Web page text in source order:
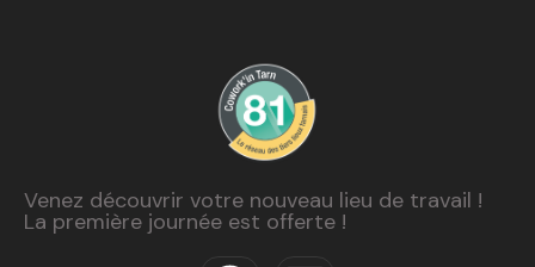
Venez découvrir votre nouveau lieu de travail !
La première journée est offerte !